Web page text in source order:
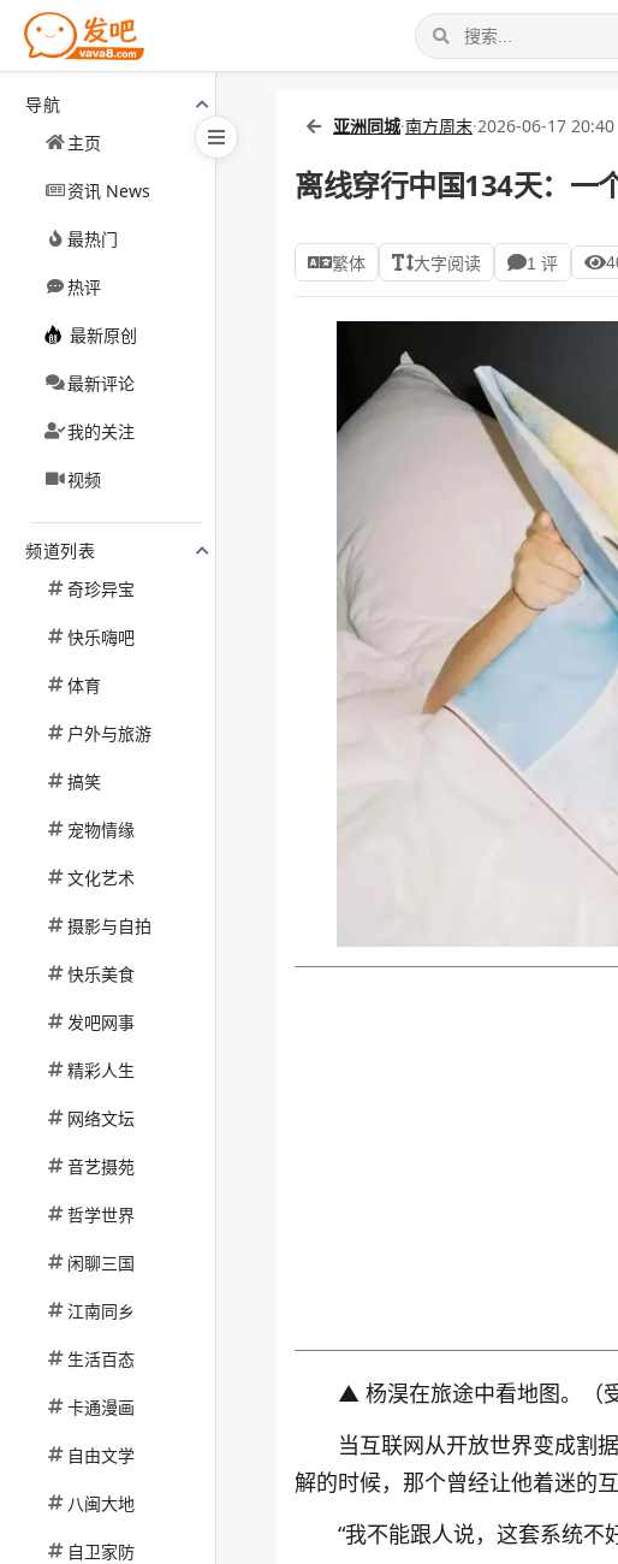
导航
主页
资讯 News
最热门
热评
最新原创
最新评论
我的关注
视频
频道列表
奇珍异宝
快乐嗨吧
体育
户外与旅游
搞笑
宠物情缘
文化艺术
摄影与自拍
快乐美食
发吧网事
精彩人生
网络文坛
音艺摄苑
哲学世界
闲聊三国
江南同乡
生活百态
卡通漫画
自由文学
八闽大地
自卫家防
亚洲同城·南方周末·2026-06-17 20:40
离线穿行中国134天：一
繁体 大字阅读 1 评
▲ 杨淏在旅途中看地图。（
当互联网从开放世界变成割
解的时候，那个曾经让他着迷的
“我不能跟人说，这套系统不